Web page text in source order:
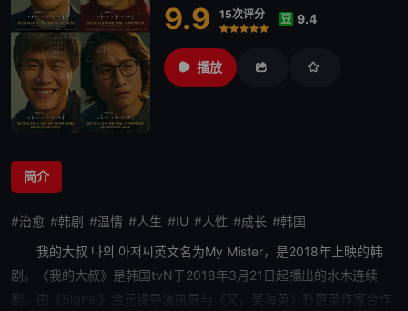
9.9 15次评分
很差
较差
还行推荐力荐
豆 9.4
播放
简介
#治愈 #韩剧 #温情 #人生 #IU #人性 #成长 #韩国
我的大叔 나의 아저씨英文名为My Mister，是2018年上映的韩
剧。《我的大叔》是韩国tvN于2018年3月21日起播出的水木连续
剧，由《Signal》金元锡导演执导与《又，吴海英》朴惠英作家合作